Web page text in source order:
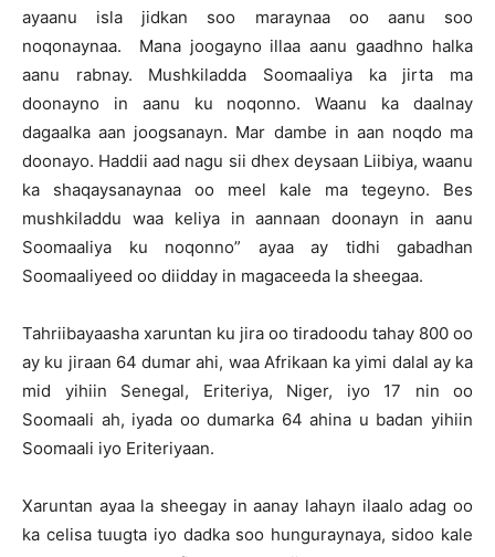
ayaanu isla jidkan soo maraynaa oo aanu soo
noqonaynaa. Mana joogayno illaa aanu gaadhno halka
aanu rabnay. Mushkiladda Soomaaliya ka jirta ma
doonayno in aanu ku noqonno. Waanu ka daalnay
dagaalka aan joogsanayn. Mar dambe in aan noqdo ma
doonayo. Haddii aad nagu sii dhex deysaan Liibiya, waanu
ka shaqaysanaynaa oo meel kale ma tegeyno. Bes
mushkiladdu waa keliya in aannaan doonayn in aanu
Soomaaliya ku noqonno” ayaa ay tidhi gabadhan
Soomaaliyeed oo diidday in magaceeda la sheegaa.
Tahriibayaasha xaruntan ku jira oo tiradoodu tahay 800 oo
ay ku jiraan 64 dumar ahi, waa Afrikaan ka yimi dalal ay ka
mid yihiin Senegal, Eriteriya, Niger, iyo 17 nin oo
Soomaali ah, iyada oo dumarka 64 ahina u badan yihiin
Soomaali iyo Eriteriyaan.
Xaruntan ayaa la sheegay in aanay lahayn ilaalo adag oo
ka celisa tuugta iyo dadka soo hunguraynaya, sidoo kale